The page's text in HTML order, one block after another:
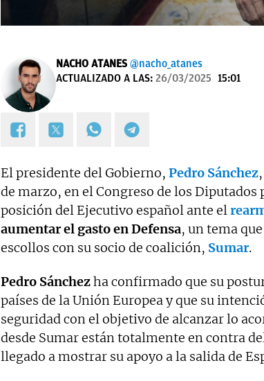
NACHO ATANES @nacho_atanes
ACTUALIZADO A LAS: 26/03/2025 15:01
El presidente del Gobierno, Pedro Sánchez
de marzo, en el Congreso de los Diputados
posición del Ejecutivo español ante el
aumentar el gasto en Defensa, un tema
escollos con su socio de coalición, Sumar.
Pedro Sánchezha confirmado que su
países de la Unión Europea y que su
seguridad con el objetivo de alcanzar lo
desde Sumar están totalmente en contra
llegado a mostrar su apoyo a la salida de